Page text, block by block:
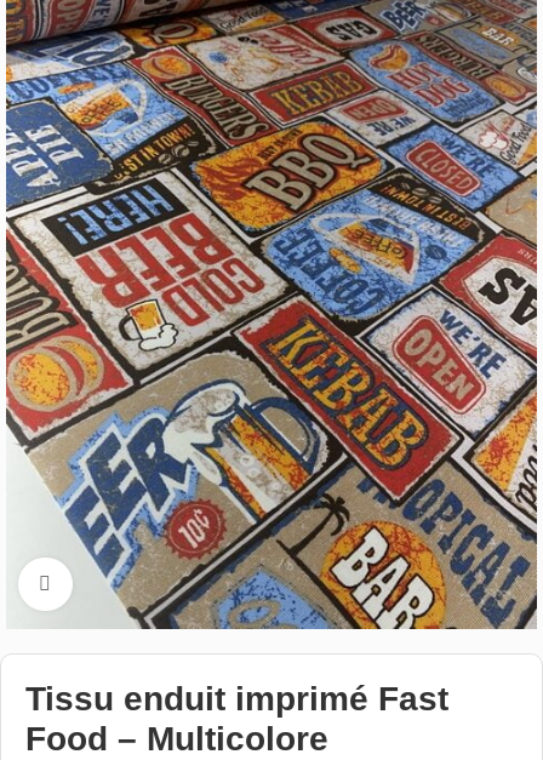
Cliquez pour aggrandir
Tissu enduit imprimé Fast
Food – Multicolore